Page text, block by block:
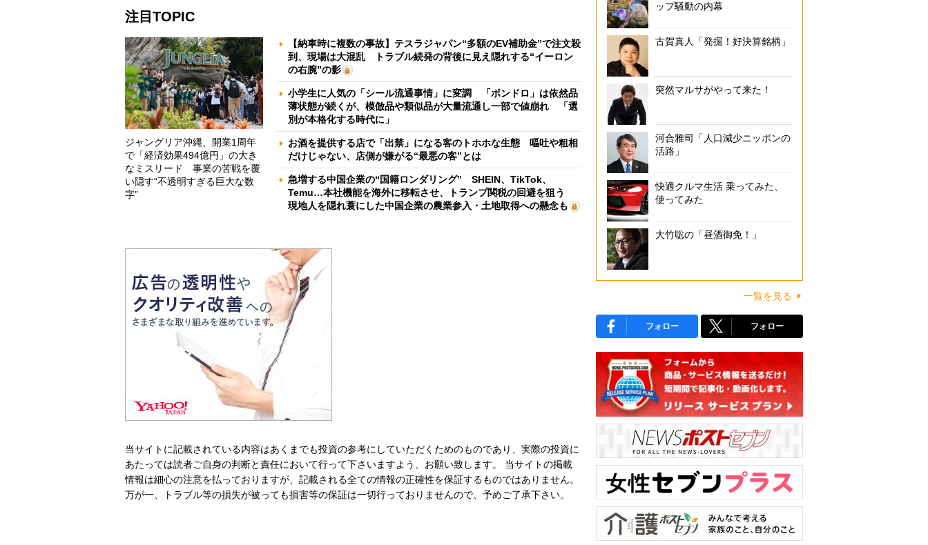
注目TOPIC
ジャングリア沖縄、開業1周年
で「経済効果494億円」の大き
なミスリード 事業の苦戦を覆
い隠す“不透明すぎる巨大な数
字”
【納車時に複数の事故】テスラジャパン“多額のEV補助金”で注文殺
到、現場は大混乱 トラブル続発の背後に見え隠れする“イーロン
の右腕”の影
小学生に人気の「シール流通事情」に変調 「ボンドロ」は依然品
薄状態が続くが、模倣品や類似品が大量流通し一部で値崩れ 「選
別が本格化する時代に」
お酒を提供する店で「出禁」になる客のトホホな生態 嘔吐や粗相
だけじゃない、店側が嫌がる“最悪の客”とは
急増する中国企業の“国籍ロンダリング” SHEIN、TikTok、
Temu…本社機能を海外に移転させ、トランプ関税の回避を狙う
現地人を隠れ蓑にした中国企業の農業参入・土地取得への懸念も
当サイトに記載されている内容はあくまでも投資の参考にしていただくためのものであり、実際の投資に
あたっては読者ご自身の判断と責任において行って下さいますよう、お願い致します。 当サイトの掲載
情報は細心の注意を払っておりますが、記載される全ての情報の正確性を保証するものではありません。
万が一、トラブル等の損失が被っても損害等の保証は一切行っておりませんので、予めご了承下さい。
ップ騒動の内幕
古賀真人「発掘！好決算銘柄」
突然マルサがやって来た！
河合雅司「人口減少ニッポンの
活路」
快適クルマ生活 乗ってみた、
使ってみた
大竹聡の「昼酒御免！」
一覧を見る
フォロー フォロー